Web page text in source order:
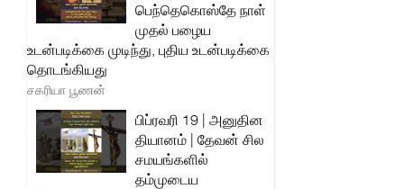
பெந்தெகொஸ்தே நாள்
முதல் பழைய
உடன்படிக்கை முடிந்து, புதிய உடன்படிக்கை
தொடங்கியது
சகரியா பூணன்
பிப்ரவரி 19 | அனுதின
தியானம் | தேவன் சில
சமயங்களில்
தம்முடைய